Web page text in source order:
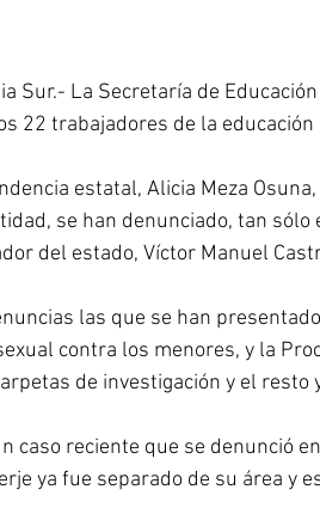
Sur.- La Secretaría de
22 trabajadores de la
estatal, Alicia Meza
se han denunciado, tan
del estado, Víctor Manuel
las que se han
contra los menores, y la
de investigación y el
caso reciente que se denunció
ya fue separado de su área y